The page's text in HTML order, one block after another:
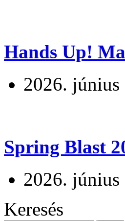
Hands Up!
2026. június
Spring Blast
2026. június
Keresés